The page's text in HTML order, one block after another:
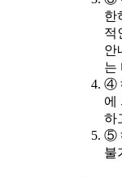
한
적
안
는
④
에
하
⑤
불